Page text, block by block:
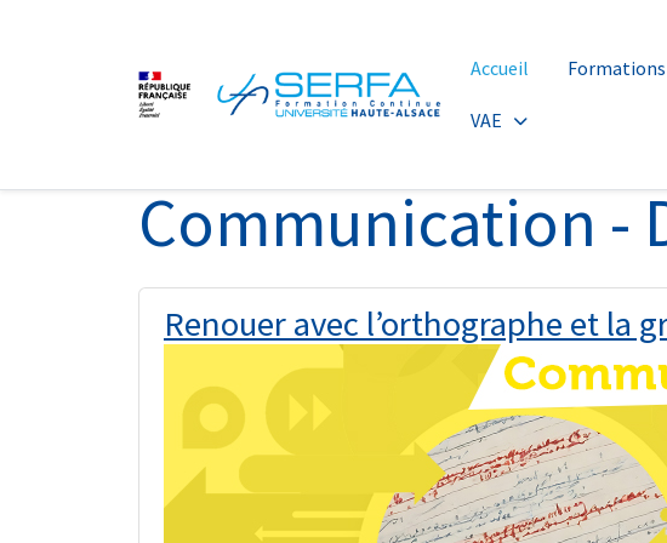
Accueil
VAE
Communication -
Renouer avec l’orthographe et la